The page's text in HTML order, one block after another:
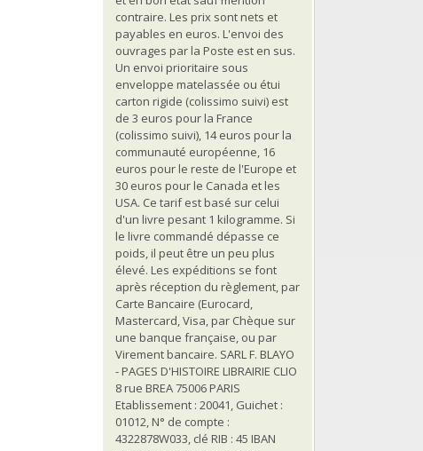
contraire. Les prix sont nets et
payables en euros. L'envoi des
ouvrages par la Poste est en sus.
Un envoi prioritaire sous
enveloppe matelassée ou étui
carton rigide (colissimo suivi) est
de 3 euros pour la France
(colissimo suivi), 14 euros pour la
communauté européenne, 16
euros pour le reste de l'Europe et
30 euros pour le Canada et les
USA. Ce tarif est basé sur celui
d'un livre pesant 1 kilogramme. Si
le livre commandé dépasse ce
poids, il peut être un peu plus
élevé. Les expéditions se font
après réception du règlement, par
Carte Bancaire (Eurocard,
Mastercard, Visa, par Chèque sur
une banque française, ou par
Virement bancaire. SARL F. BLAYO
- PAGES D'HISTOIRE LIBRAIRIE CLIO
8 rue BREA 75006 PARIS
Etablissement : 20041, Guichet :
01012, N° de compte :
4322878W033, clé RIB : 45 IBAN